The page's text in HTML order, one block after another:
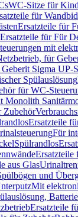
WC-Sitze für
für
Ersatzteile für
Ersatzteile für Für
mit
für
Sigma UP-
Spülauslösung
für WC-
Monolith
Zubehör
Ersatzteile
Für
Spülrandlos
Ersatzteile
aus Glas
und
Mit
Ersatzteile